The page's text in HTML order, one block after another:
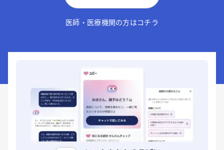
医師・医療機関の方はコチラ